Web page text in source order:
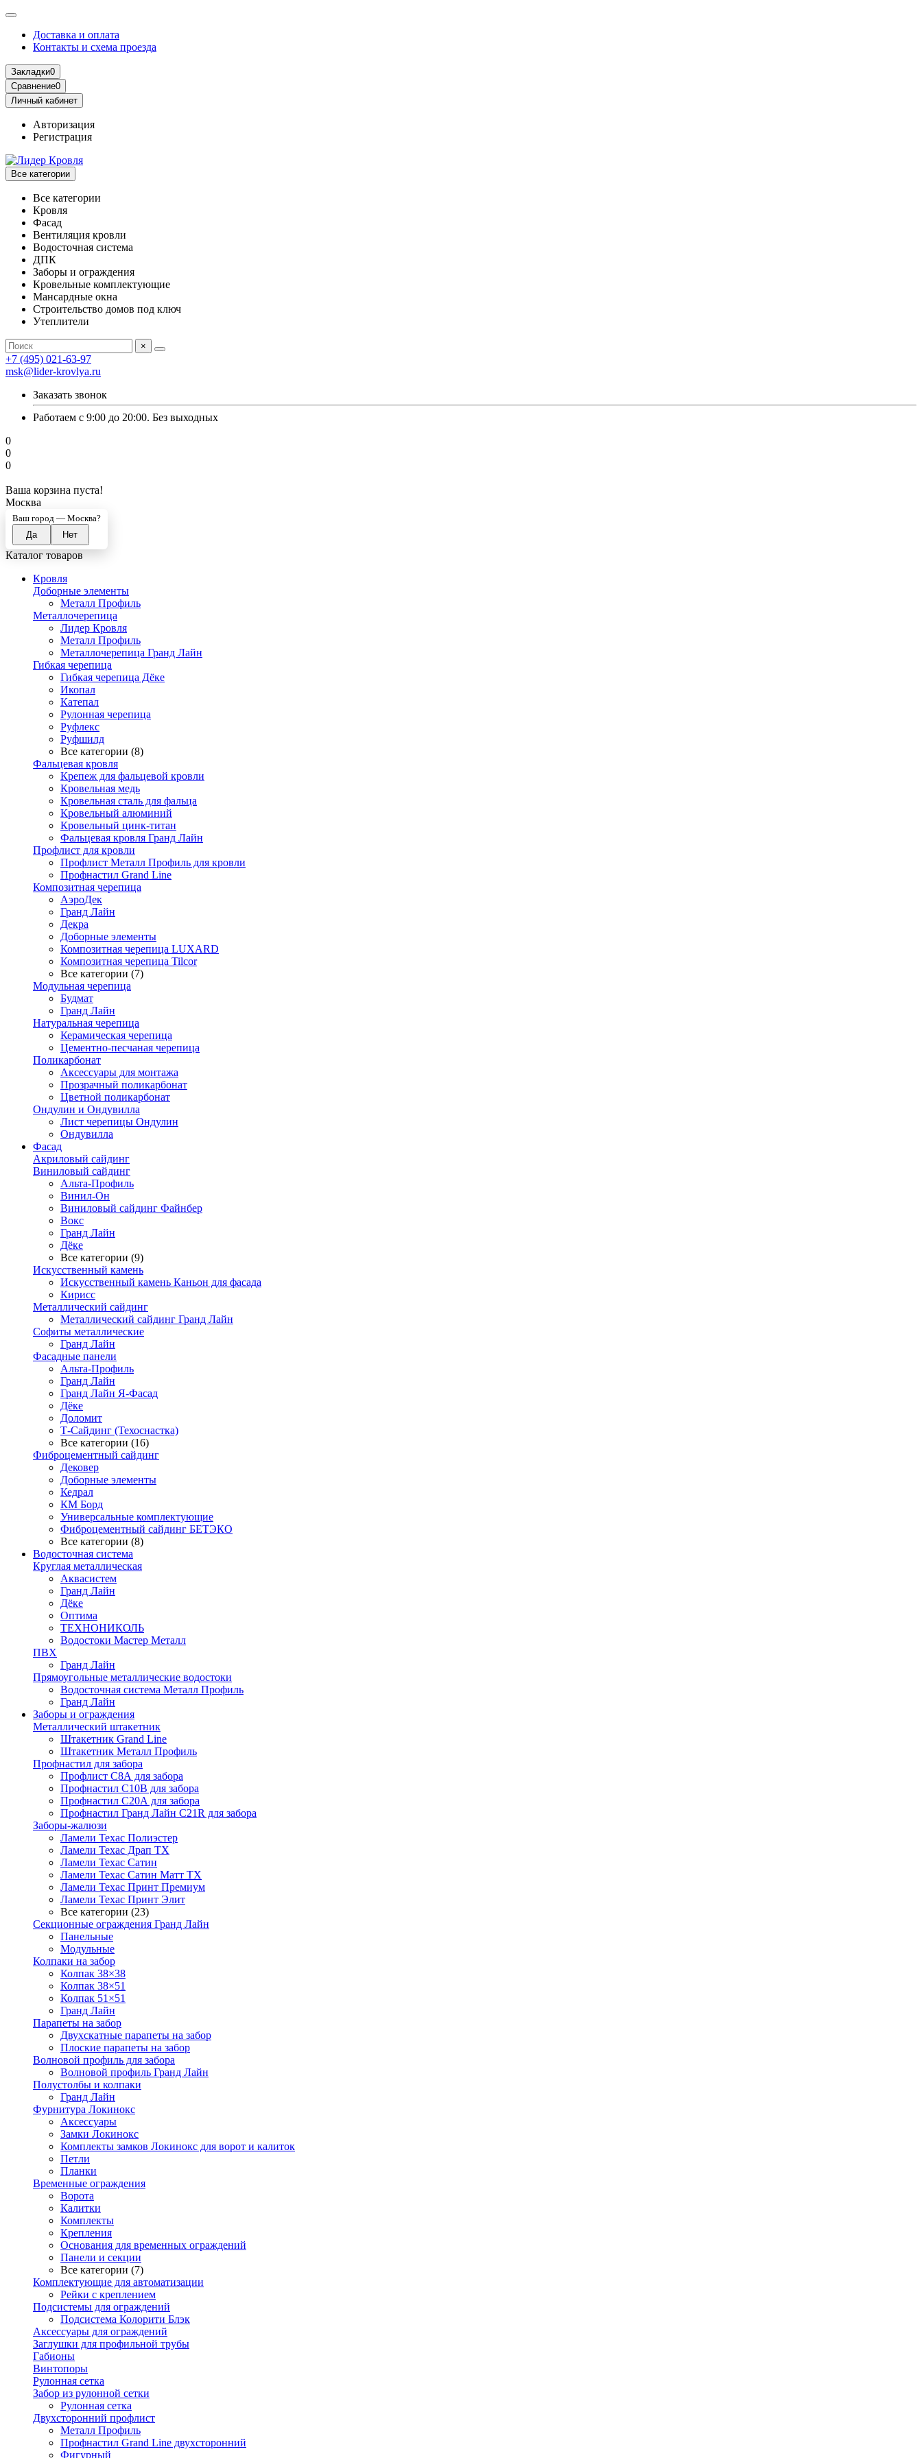
Доставка и оплата
Контакты и схема проезда
Закладки0
Сравнение0
Личный кабинет
Авторизация
Регистрация
Все категории
Все категории
Кровля
Фасад
Вентиляция кровли
Водосточная система
ДПК
Заборы и ограждения
Кровельные комплектующие
Мансардные окна
Строительство домов под ключ
Утеплители
×
+7 (495) 021-63-97
msk@lider-krovlya.ru
Заказать звонок
Работаем с 9:00 до 20:00. Без выходных
0
0
0
Ваша корзина пуста!
Москва
Ваш город — Москва?
Каталог товаров
Кровля
Доборные элементы
Металл Профиль
Металлочерепица
Лидер Кровля
Металл Профиль
Металлочерепица Гранд Лайн
Гибкая черепица
Гибкая черепица Дёке
Икопал
Катепал
Рулонная черепица
Руфлекс
Руфшилд
Все категории (8)
Фальцевая кровля
Крепеж для фальцевой кровли
Кровельная медь
Кровельная сталь для фальца
Кровельный алюминий
Кровельный цинк-титан
Фальцевая кровля Гранд Лайн
Профлист для кровли
Профлист Металл Профиль для кровли
Профнастил Grand Line
Композитная черепица
АэроДек
Гранд Лайн
Декра
Доборные элементы
Композитная черепица LUXARD
Композитная черепица Tilcor
Все категории (7)
Модульная черепица
Будмат
Гранд Лайн
Натуральная черепица
Керамическая черепица
Цементно-песчаная черепица
Поликарбонат
Аксессуары для монтажа
Прозрачный поликарбонат
Цветной поликарбонат
Ондулин и Ондувилла
Лист черепицы Ондулин
Ондувилла
Фасад
Акриловый сайдинг
Виниловый сайдинг
Альта-Профиль
Винил-Он
Виниловый сайдинг Файнбер
Вокс
Гранд Лайн
Дёке
Все категории (9)
Искусственный камень
Искусственный камень Каньон для фасада
Кирисс
Металлический сайдинг
Металлический сайдинг Гранд Лайн
Софиты металлические
Гранд Лайн
Фасадные панели
Альта-Профиль
Гранд Лайн
Гранд Лайн Я-Фасад
Дёке
Доломит
Т-Сайдинг (Техоснастка)
Все категории (16)
Фиброцементный сайдинг
Дековер
Доборные элементы
Кедрал
КМ Борд
Универсальные комплектующие
Фиброцементный сайдинг БЕТЭКО
Все категории (8)
Водосточная система
Круглая металлическая
Аквасистем
Гранд Лайн
Дёке
Оптима
ТЕХНОНИКОЛЬ
Водостоки Мастер Металл
ПВХ
Гранд Лайн
Прямоугольные металлические водостоки
Водосточная система Металл Профиль
Гранд Лайн
Заборы и ограждения
Металлический штакетник
Штакетник Grand Line
Штакетник Металл Профиль
Профнастил для забора
Профлист С8А для забора
Профнастил С10В для забора
Профнастил С20А для забора
Профнастил Гранд Лайн С21R для забора
Заборы-жалюзи
Ламели Техас Полиэстер
Ламели Техас Драп ТХ
Ламели Техас Сатин
Ламели Техас Сатин Матт ТХ
Ламели Техас Принт Премиум
Ламели Техас Принт Элит
Все категории (23)
Секционные ограждения Гранд Лайн
Панельные
Модульные
Колпаки на забор
Колпак 38×38
Колпак 38×51
Колпак 51×51
Гранд Лайн
Парапеты на забор
Двухскатные парапеты на забор
Плоские парапеты на забор
Волновой профиль для забора
Волновой профиль Гранд Лайн
Полустолбы и колпаки
Гранд Лайн
Фурнитура Локинокс
Аксессуары
Замки Локинокс
Комплекты замков Локинокс для ворот и калиток
Петли
Планки
Временные ограждения
Ворота
Калитки
Комплекты
Крепления
Основания для временных ограждений
Панели и секции
Все категории (7)
Комплектующие для автоматизации
Рейки с креплением
Подсистемы для ограждений
Подсистема Колорити Блэк
Аксессуары для ограждений
Заглушки для профильной трубы
Габионы
Винтопоры
Рулонная сетка
Забор из рулонной сетки
Рулонная сетка
Двухсторонний профлист
Металл Профиль
Профнастил Grand Line двухсторонний
Фигурный